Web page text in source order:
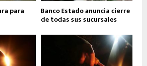
para Banco Estado anuncia cierre
de todas sus sucursales